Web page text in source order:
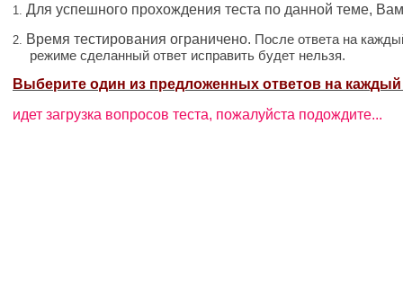
1. Для успешного прохождения теста по данной теме,
2. Время тестирования ограничено. После ответа на
режиме сделанный ответ исправить будет нельзя.
Выберите один из предложенных ответов на
идет загрузка вопросов теста, пожалуйста подождите...